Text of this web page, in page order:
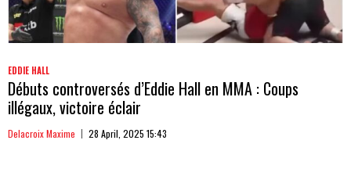
EDDIE HALL
Débuts controversés d’Eddie Hall en MMA : Coups
illégaux, victoire éclair
Delacroix Maxime 28 April, 2025 15:43